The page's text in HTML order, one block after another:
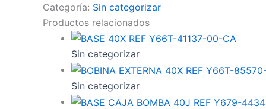
Categoría: Sin categorizar
Productos relacionados
Sin categorizar
Sin categorizar